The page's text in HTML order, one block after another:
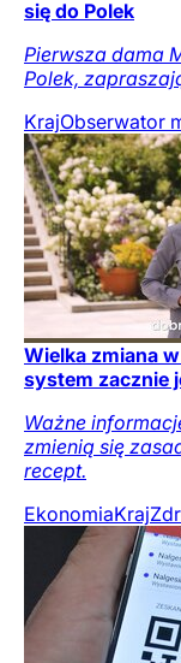
się do Polek
Pierwsza dama
Polek,
KrajObserwator
Wielka zmiana
system zacznie
Ważne
zmienią się
recept.
EkonomiaKraj